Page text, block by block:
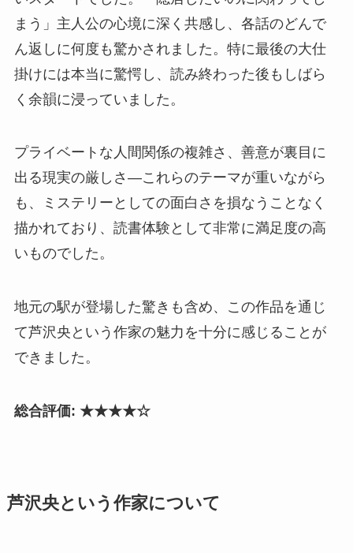
まう」主人公の心境に深く共感し、各話のどんで
ん返しに何度も驚かされました。特に最後の大仕
掛けには本当に驚愕し、読み終わった後もしばら
く余韻に浸っていました。
プライベートな人間関係の複雑さ、善意が裏目に
出る現実の厳しさ—これらのテーマが重いながら
も、ミステリーとしての面白さを損なうことなく
描かれており、読書体験として非常に満足度の高
いものでした。
地元の駅が登場した驚きも含め、この作品を通じ
て芦沢央という作家の魅力を十分に感じることが
できました。
総合評価: ★★★★☆
芦沢央という作家について